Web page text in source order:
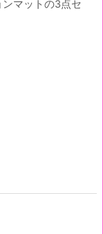
マットの3点セ